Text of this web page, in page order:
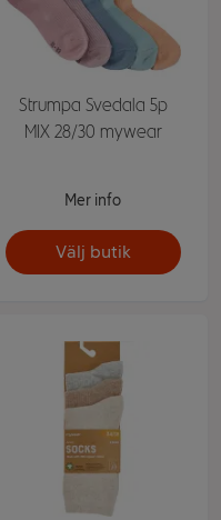
Strumpa Svedala 5p
MIX 28/30 mywear
Mer info
Välj butik